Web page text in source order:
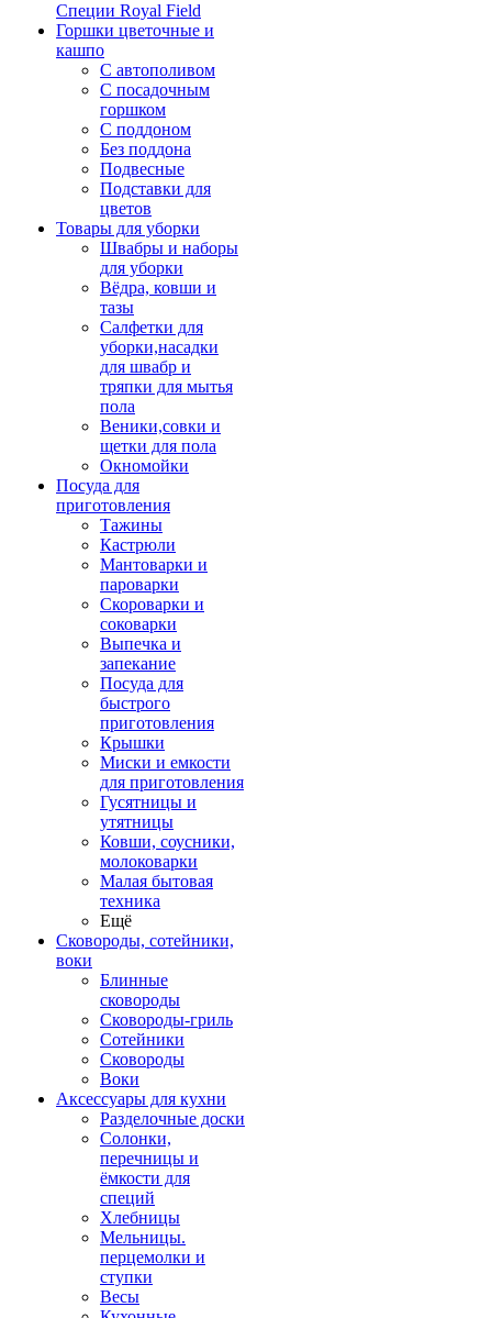
Специи Royal Field
Горшки цветочные и
кашпо
С автополивом
С посадочным
горшком
С поддоном
Без поддона
Подвесные
Подставки для
цветов
Товары для уборки
Швабры и наборы
для уборки
Вёдра, ковши и
тазы
Салфетки для
уборки,насадки
для швабр и
тряпки для мытья
пола
Веники,совки и
щетки для пола
Окномойки
Посуда для
приготовления
Тажины
Кастрюли
Мантоварки и
пароварки
Скороварки и
соковарки
Выпечка и
запекание
Посуда для
быстрого
приготовления
Крышки
Миски и емкости
для приготовления
Гусятницы и
утятницы
Ковши, соусники,
молоковарки
Малая бытовая
техника
Ещё
Сковороды, сотейники,
воки
Блинные
сковороды
Сковороды-гриль
Сотейники
Сковороды
Воки
Аксессуары для кухни
Разделочные доски
Солонки,
перечницы и
ёмкости для
специй
Хлебницы
Мельницы.
перцемолки и
ступки
Весы